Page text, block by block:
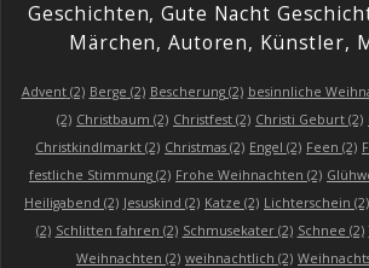
Geschichten, Gute Nacht
Märchen, Autoren, Künstler,
Advent(2) Berge (2) Bescherung(2) besinnliche
(2) Christbaum (2) Christfest (2) Christi Geburt (2)
Christkindlmarkt (2) Christmas (2) Engel (2) Feen (2)
festliche Stimmung (2) Frohe Weihnachten (2)
Heiligabend (2) Jesuskind (2) Katze (2) Lichterschein (2)
(2) Schlitten fahren (2) Schmusekater(2) Schnee (2)
Weihnachten (2) weihnachtlich (2)